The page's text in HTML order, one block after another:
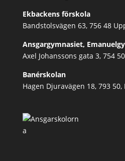
Ekbackens förskola
Bandstolsvägen 63, 756 48
Ansgargymnasiet,
Axel Johanssons gata 3, 754
Banérskolan
Hagen Djuravägen 18, 793 50,